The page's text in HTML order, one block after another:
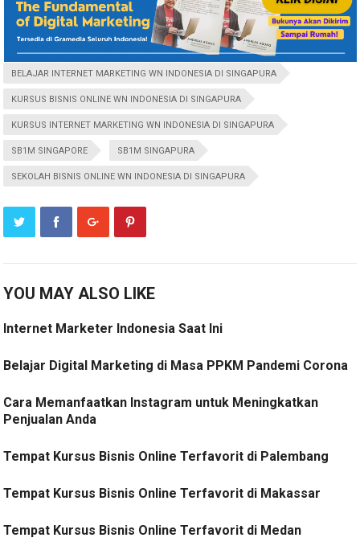
BELAJAR INTERNET MARKETING WN INDONESIA DI SINGAPURA
KURSUS BISNIS ONLINE WN INDONESIA DI SINGAPURA
KURSUS INTERNET MARKETING WN INDONESIA DI SINGAPURA
SB1M SINGAPORE SB1M SINGAPURA
SEKOLAH BISNIS ONLINE WN INDONESIA DI SINGAPURA
YOU MAY ALSO LIKE
Internet Marketer Indonesia Saat Ini
Belajar Digital Marketing di Masa PPKM Pandemi Corona
Cara Memanfaatkan Instagram untuk Meningkatkan
Penjualan Anda
Tempat Kursus Bisnis Online Terfavorit di Palembang
Tempat Kursus Bisnis Online Terfavorit di Makassar
Tempat Kursus Bisnis Online Terfavorit di Medan